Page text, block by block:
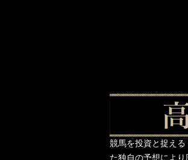
競馬を投資と捉え
た独自の予想によ